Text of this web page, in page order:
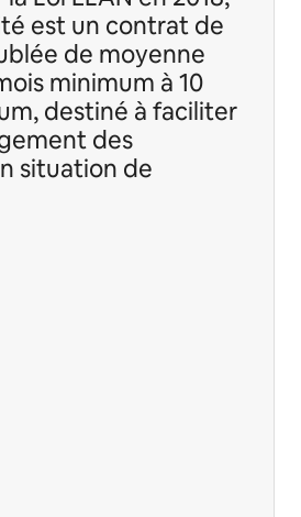
est un contrat de
de moyenne
minimum à 10
destiné à faciliter
des
situation de